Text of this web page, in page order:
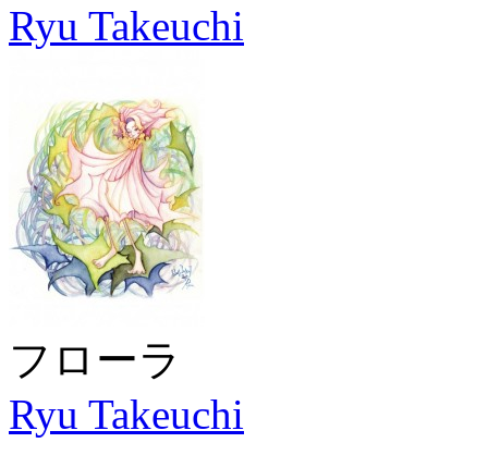
Ryu Takeuchi
フローラ
Ryu Takeuchi